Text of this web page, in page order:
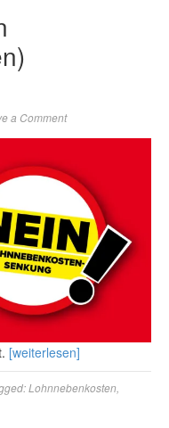
a Comment
[weiterlesen]
Lohnnebenkosten